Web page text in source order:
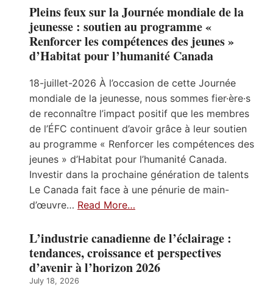
Pleins feux sur la Journée mondiale de la
jeunesse : soutien au programme «
Renforcer les compétences des jeunes »
d’Habitat pour l’humanité Canada
18-juillet-2026 À l’occasion de cette Journée
mondiale de la jeunesse, nous sommes fier·ère·s
de reconnaître l’impact positif que les membres
de l’ÉFC continuent d’avoir grâce à leur soutien
au programme « Renforcer les compétences des
jeunes » d’Habitat pour l’humanité Canada.
Investir dans la prochaine génération de talents
Le Canada fait face à une pénurie de main-
d’œuvre… Read More…
L’industrie canadienne de l’éclairage :
tendances, croissance et perspectives
d’avenir à l’horizon 2026
July 18, 2026